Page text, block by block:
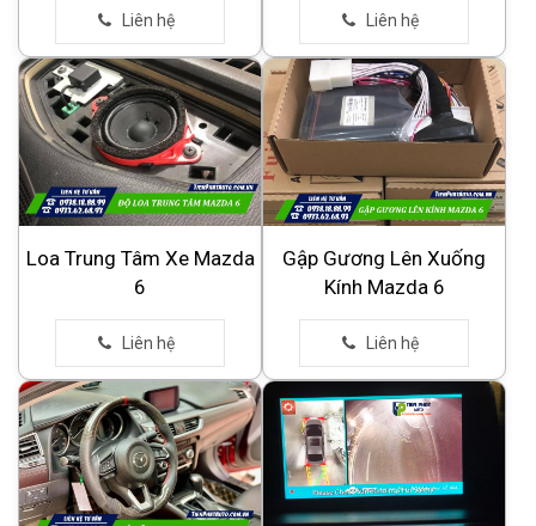
Loa Trung Tâm Xe Mazda
6
Gập Gương Lên Xuống
Kính Mazda 6